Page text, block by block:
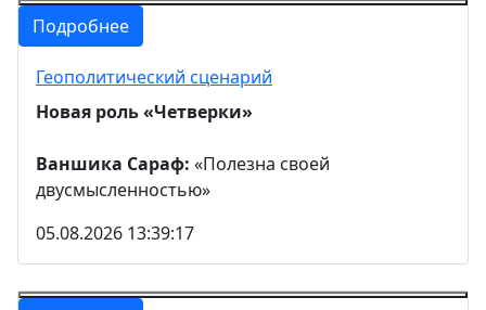
Подробнее
Геополитический сценарий
Новая роль «Четверки»
Ваншика Сараф: «Полезна своей
двусмысленностью»
05.08.2026 13:39:17